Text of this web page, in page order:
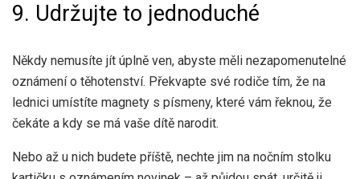
9. Udržujte to jednoduché
Někdy nemusíte jít úplně ven, abyste měli nezapomenutelné
oznámení o těhotenství. Překvapte své rodiče tím, že na
lednici umístíte magnety s písmeny, které vám řeknou, že
čekáte a kdy se má vaše dítě narodit.
Nebo až u nich budete příště, nechte jim na nočním stolku